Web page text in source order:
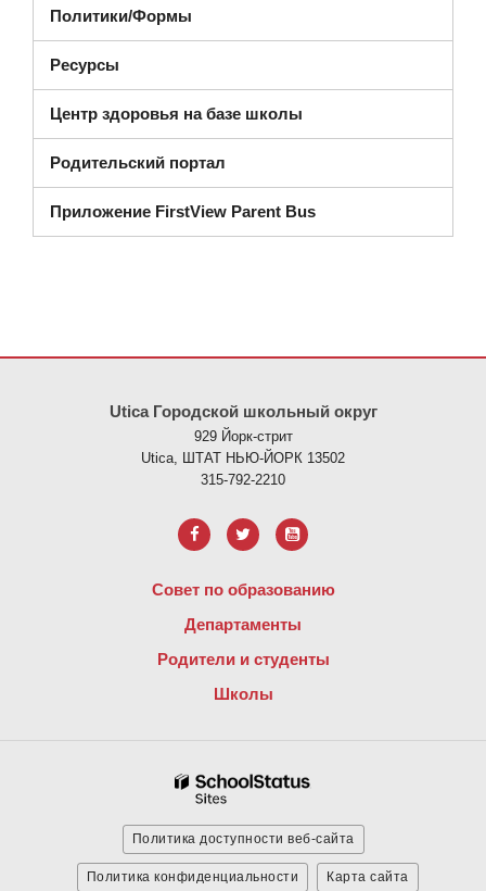
Политики/Формы
Ресурсы
Центр здоровья на базе школы
Родительский портал
Приложение FirstView Parent Bus
Utica Городской школьный округ
929 Йорк-стрит
Utica, ШТАТ НЬЮ-ЙОРК 13502
315-792-2210
Совет по образованию
Департаменты
Родители и студенты
Школы
Политика доступности веб-сайта
Политика конфиденциальности Карта сайта